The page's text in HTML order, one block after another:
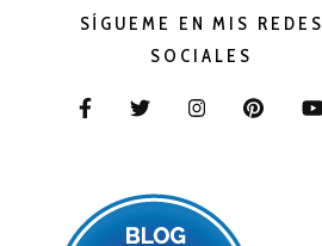
SÍGUEME EN MIS REDES
SOCIALES